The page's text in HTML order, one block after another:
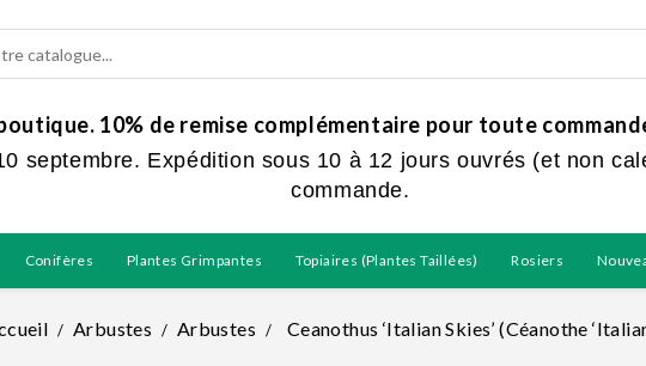
10% de remise complémentaire pour toute
septembre. Expédition sous 10 à 12 jours ouvrés (et non
commande.
Conifères Plantes Grimpantes Topiaires (plantes Taillées) Rosiers
Arbustes Arbustes Ceanothus ‘Italian Skies’ (Céanothe